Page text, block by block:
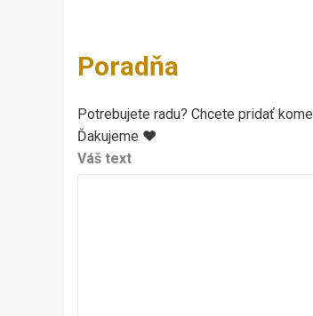
Poradňa
Potrebujete radu? Chcete pridať
Ďakujeme ♥
Váš text